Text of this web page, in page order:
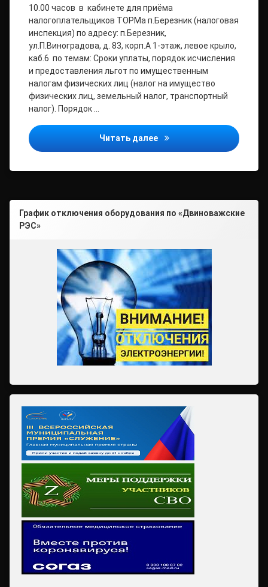
10.00 часов в кабинете для приёма
налогоплательщиков ТОРМа п.Березник (налоговая
инспекция) по адресу: п.Березник,
ул.П.Виноградова, д. 83, корп.А 1-этаж, левое крыло,
каб.6 по темам: Сроки уплаты, порядок исчисления
и предоставления льгот по имущественным
налогам физических лиц (налог на имущество
физических лиц, земельный налог, транспортный
налог). Порядок …
Читать далее Налоговая инспекция
График отключения оборудования по «Двиноважские
РЭС»